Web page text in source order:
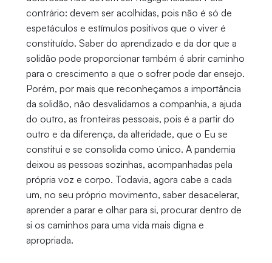
contrário: devem ser acolhidas, pois não é só de
espetáculos e estímulos positivos que o viver é
constituído. Saber do aprendizado e da dor que a
solidão pode proporcionar também é abrir caminho
para o crescimento a que o sofrer pode dar ensejo.
Porém, por mais que reconheçamos a importância
da solidão, não desvalidamos a companhia, a ajuda
do outro, as fronteiras pessoais, pois é a partir do
outro e da diferença, da alteridade, que o Eu se
constitui e se consolida como único. A pandemia
deixou as pessoas sozinhas, acompanhadas pela
própria voz e corpo. Todavia, agora cabe a cada
um, no seu próprio movimento, saber desacelerar,
aprender a parar e olhar para si, procurar dentro de
si os caminhos para uma vida mais digna e
apropriada.